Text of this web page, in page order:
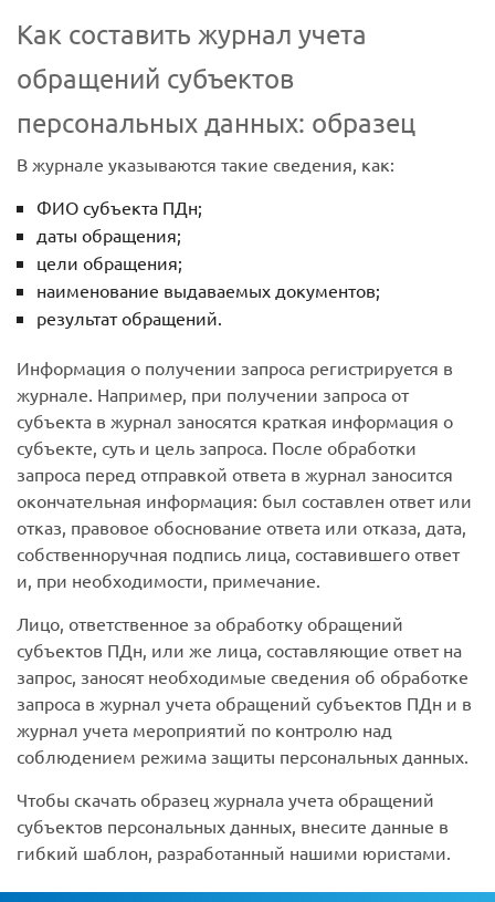
Как составить журнал учета
обращений субъектов
персональных данных: образец
В журнале указываются такие сведения, как:
ФИО субъекта ПДн;
даты обращения;
цели обращения;
наименование выдаваемых документов;
результат обращений.
Информация о получении запроса регистрируется в
журнале. Например, при получении запроса от
субъекта в журнал заносятся краткая информация о
субъекте, суть и цель запроса. После обработки
запроса перед отправкой ответа в журнал заносится
окончательная информация: был составлен ответ или
отказ, правовое обоснование ответа или отказа, дата,
собственноручная подпись лица, составившего ответ
и, при необходимости, примечание.
Лицо, ответственное за обработку обращений
субъектов ПДн, или же лица, составляющие ответ на
запрос, заносят необходимые сведения об обработке
запроса в журнал учета обращений субъектов ПДн и в
журнал учета мероприятий по контролю над
соблюдением режима защиты персональных данных.
Чтобы скачать образец журнала учета обращений
субъектов персональных данных, внесите данные в
гибкий шаблон, разработанный нашими юристами.